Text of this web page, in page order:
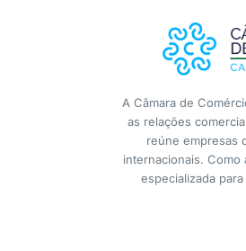
A Câmara de
as relações
reúne empresas
internacionais.
especializada